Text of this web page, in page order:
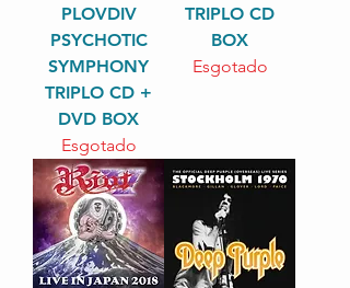
PLOVDIV
PSYCHOTIC
SYMPHONY
TRIPLO CD +
DVD BOX
Esgotado
TRIPLO CD
BOX
Esgotado